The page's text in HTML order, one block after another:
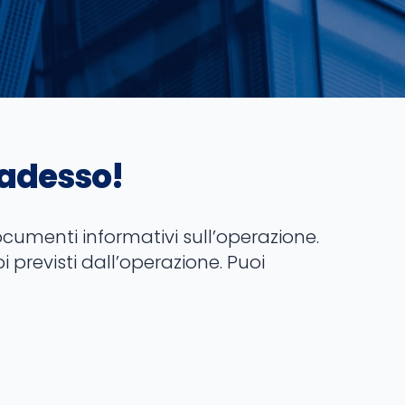
informativi sull’operazione.
dall’operazione. Puoi